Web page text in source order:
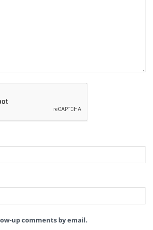
up comments by email.